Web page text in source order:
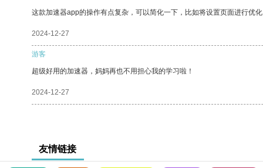
这款加速器app的操作有点复杂，可以简化一下，比如将设置页面进行优
2024-12-27
游客
超级好用的加速器，妈妈再也不用担心我的学习啦！
2024-12-27
友情链接